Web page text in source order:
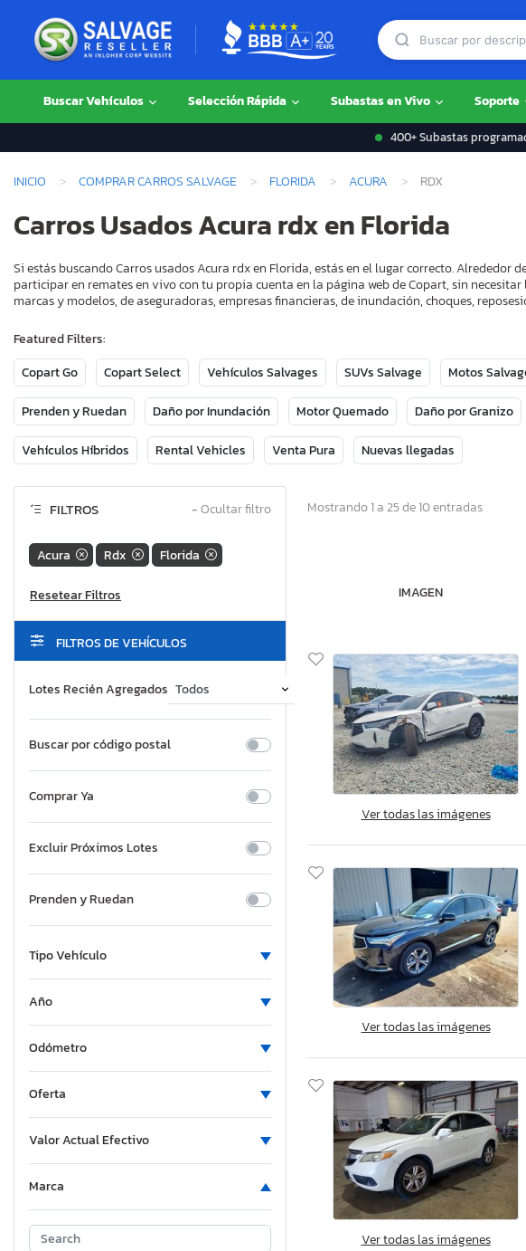
Buscar Vehículos Selección Rápida Subastas en Vivo Soporte
400+ Subastas
INICIO COMPRAR CARROS SALVAGE FLORIDA ACURA RDX
Carros Usados Acura rdx en Florida
Si estás buscando Carros usados Acura rdx en Florida, estás en el lugar correcto.
participar en remates en vivo con tu propia cuenta en la página web de Copart, sin
marcas y modelos, de aseguradoras, empresas financieras, de inundación, choques,
Featured Filters:
Copart Go
Copart Select Vehículos Salvages SUVs Salvage Motos
Prenden y Ruedan Daño por Inundación Motor Quemado Daño por Granizo
Vehículos Híbridos Rental Vehicles Venta Pura Nuevas llegadas
FILTROS −Ocultar filtro
Acura Rdx Florida
FILTROS DE VEHÍCULOS
Lotes Recién Agregados
Buscar por código postal
Comprar Ya
Excluir Próximos Lotes
Prenden y Ruedan
Tipo Vehículo
Año
Odómetro
Oferta
Valor Actual Efectivo
Marca
Mostrando 1 a 25 de 10 entradas
IMAGEN
Ver todas las imágenes
Ver todas las imágenes
Ver todas las imágenes